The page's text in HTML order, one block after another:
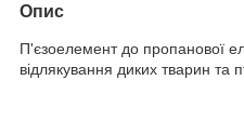
Опис
П'єзоелемент до пропанової
відлякування диких тварин та